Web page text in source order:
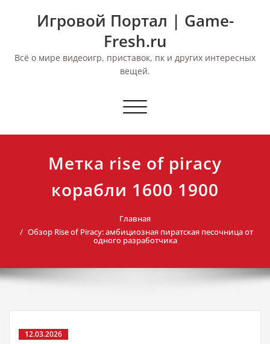
Игровой Портал | Game-
Fresh.ru
Всё о мире видеоигр, приставок, пк и других интересных
вещей.
Переключить
Метка rise of piracy
корабли 1600 1900
Главная
Обзор Rise of Piracy: амбициозная пиратская песочница от
одного разработчика
12.03.2026